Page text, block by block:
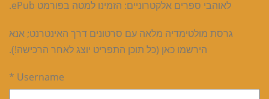
לאוהבי ספרים אלקטרוניים: הזמינו למטה בפורמט ePub.
גרסת מולטימדיה מלאה עם סרטונים דרך האינטרנט; אנא
הירשמו כאן (כל תוכן התפריט יוצג לאחר הרכישה!).
Username *